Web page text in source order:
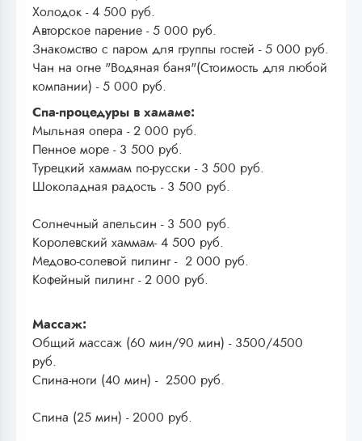
Холодок - 4 500 руб.
Авторское парение - 5 000 руб.
Знакомство с паром для группы гостей - 5 000 руб.
Чан на огне "Водяная баня"(Стоимость для любой
компании) - 5 000 руб.
Спа-процедуры в хамаме:
Мыльная опера - 2 000 руб.
Пенное море - 3 500 руб.
Турецкий хаммам по-русски - 3 500 руб.
Шоколадная радость - 3 500 руб.
Солнечный апельсин - 3 500 руб.
Королевский хаммам- 4 500 руб.
Медово-солевой пилинг - 2 000 руб.
Кофейный пилинг - 2 000 руб.
Массаж:
Общий массаж (60 мин/90 мин) - 3500/4500
руб.
Спина-ноги (40 мин) - 2500 руб.
Спина (25 мин) - 2000 руб.